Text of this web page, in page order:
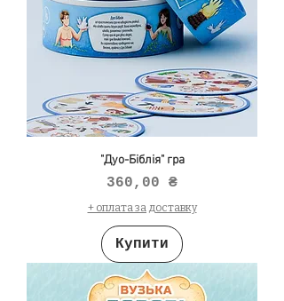
"Дуо-Біблія" гра
Ціна
360,00 ₴
+ оплата за доставку
Купити